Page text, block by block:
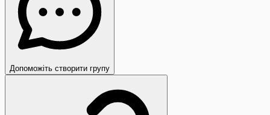
Допоможіть створити групу